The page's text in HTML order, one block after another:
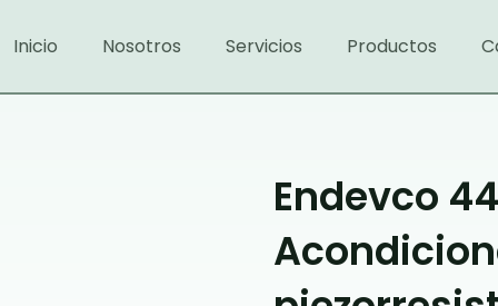
Inicio Nosotros Servicios Productos
Endevco